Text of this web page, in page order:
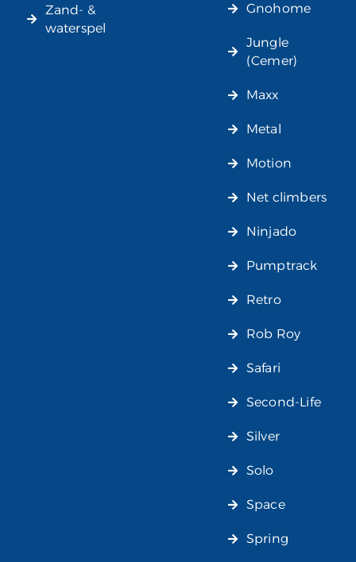
Zand- &
waterspel
Gnohome
Jungle
(Cemer)
Maxx
Metal
Motion
Net climbers
Ninjado
Pumptrack
Retro
Rob Roy
Safari
Second-Life
Silver
Solo
Space
Spring